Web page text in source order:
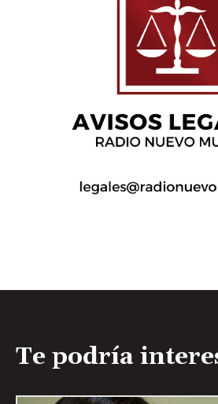
Te podría